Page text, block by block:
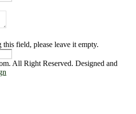
field, please leave it empty.
All Right Reserved. Designed and